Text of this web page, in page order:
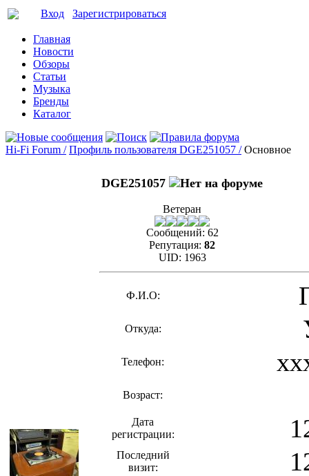
Вход Зарегистрироваться
Главная
Новости
Обзоры
Статьи
Музыка
Бренды
Каталог
Hi-Fi Forum / Профиль пользователя DGE251057 / Основное
DGE251057
Ветеран
Сообщений: 62
Репутация: 82
UID: 1963
Ф.И.О:
Откуда:
Телефон:
Возраст:
Дата
регистрации:
Последний
визит: